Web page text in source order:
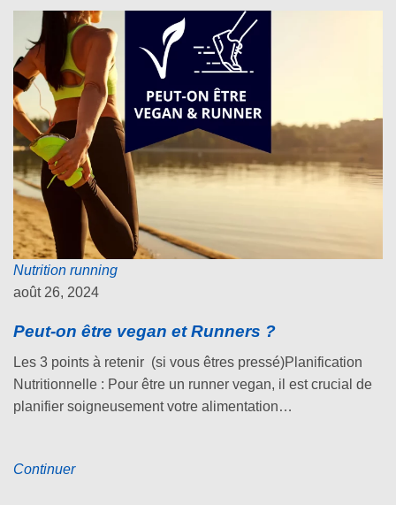
Nutrition running
août 26, 2024
Peut-on être vegan et Runners ?
Les 3 points à retenir (si vous êtres pressé)Planification
Nutritionnelle : Pour être un runner vegan, il est crucial de
planifier soigneusement votre alimentation…
Continuer